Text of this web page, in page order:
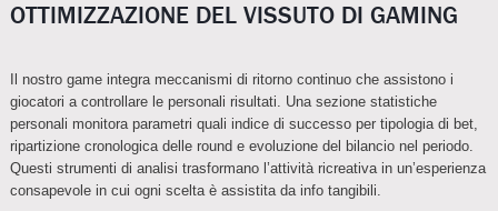
OTTIMIZZAZIONE DEL VISSUTO DI GAMING
Il nostro game integra meccanismi di ritorno continuo che assistono i
giocatori a controllare le personali risultati. Una sezione statistiche
personali monitora parametri quali indice di successo per tipologia di bet,
ripartizione cronologica delle round e evoluzione del bilancio nel periodo.
Questi strumenti di analisi trasformano l’attività ricreativa in un’esperienza
consapevole in cui ogni scelta è assistita da info tangibili.